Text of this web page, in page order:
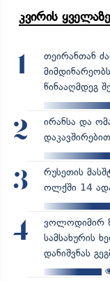
კვირის
1
თეირანთან
წინააღმდეგ
2
ირანსა და
3
რუსეთის
ოლქში 14
4
ვოლოდიმირ
სამსახურის
დანიშვნას